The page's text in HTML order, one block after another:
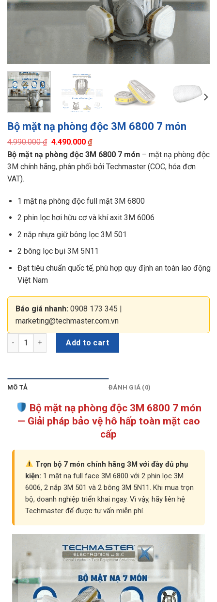
Bộ mặt nạ phòng độc 3M 6800 7 món
4.990.000₫ Original
price
was:
4.990.000 ₫.
4.490.000 ₫Current
price
is:
4.490.000 ₫.
Bộ mặt nạ phòng độc 3M 6800 7 món – mặt nạ phòng độc
3M chính hãng, phân phối bởi Techmaster (COC, hóa đơn
VAT).
1 mặt nạ phòng độc full mặt 3M 6800
2 phin lọc hơi hữu cơ và khí axit 3M 6006
2 nắp nhựa giữ bông lọc 3M 501
2 bông lọc bụi 3M 5N11
Đạt tiêu chuẩn quốc tế, phù hợp quy định an toàn lao động
Việt Nam
Báo giá nhanh: 0908 173 345 |
marketing@techmaster.com.vn
Bộ mặt nạ phòng độc 3M 6800 7 món quantity
Add to cart
MÔ TẢ ĐÁNH GIÁ (0)
Bộ mặt nạ phòng độc 3M 6800 7 món
— Giải pháp bảo vệ hô hấp toàn mặt cao
cấp
Trọn bộ 7 món chính hãng 3M với đầy đủ phụ
kiện: 1 mặt nạ full face 3M 6800 với 2 phin lọc 3M
6006, 2 nắp 3M 501 và 2 bông 3M 5N11. Khi mua trọn
bộ, doanh nghiệp triển khai ngay. Vì vậy, hãy liên hệ
Techmaster để được tư vấn miễn phí.